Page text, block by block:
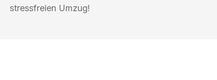
stressfreien Umzug!